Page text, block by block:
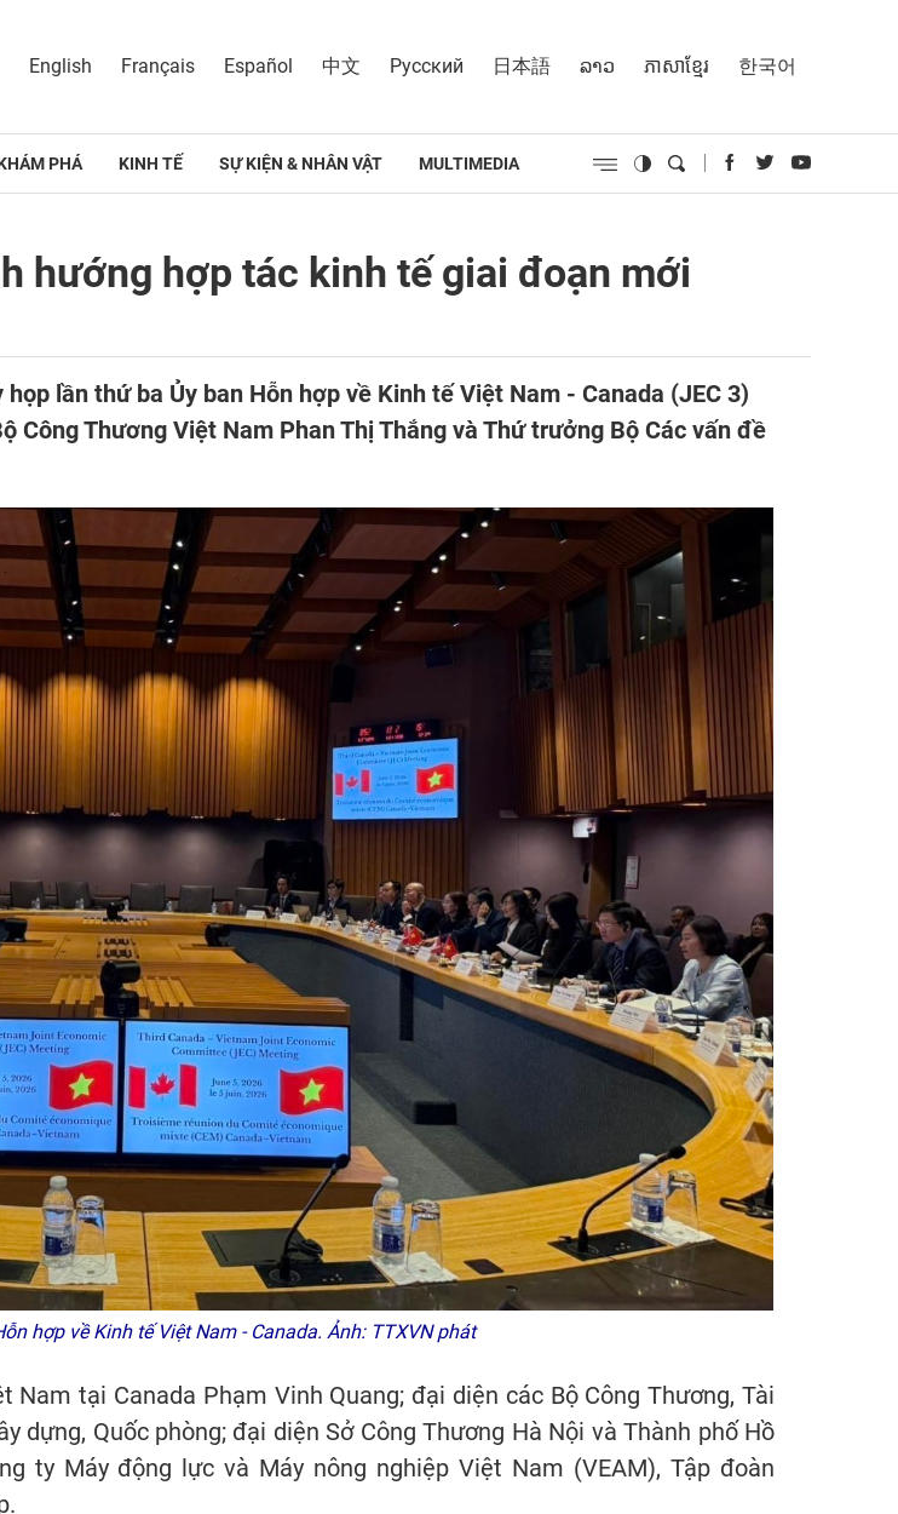
English Français Español 中文 Русский 日本語 ລາວ ភាសាខ្មែរ 한국어
PHÁ KINH TẾ SỰ KIỆN & NHÂN VẬT MULTIMEDIA
hướng hợp tác kinh tế giai đoạn mới
lần thứ ba Ủy ban Hỗn hợp về Kinh tế Việt Nam - Canada (JEC 3)
Thương Việt Nam Phan Thị Thắng và Thứ trưởng Bộ Các vấn đề
hợp về Kinh tế Việt Nam - Canada. Ảnh: TTXVN phát
tại Canada Phạm Vinh Quang; đại diện các Bộ Công Thương, Tài
dựng, Quốc phòng; đại diện Sở Công Thương Hà Nội và Thành phố Hồ
ty Máy động lực và Máy nông nghiệp Việt Nam (VEAM), Tập đoàn